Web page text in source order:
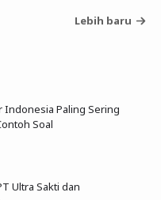
Lebih baru
Indonesia Paling Sering
Soal
Ultra Sakti dan